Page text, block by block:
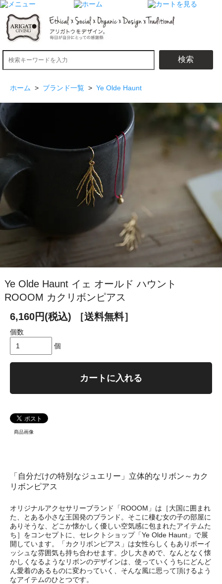
検索
ホーム > ブランド一覧 > Ye Olde Haunt
Ye Olde Haunt イェ オールド ハウント
ROOOM カクリボンピアス
6,160円(税込)
［送料無料］
個数
個
カートに入れる
商品画像
「自分だけの特別なジュエリー」立体的なリボン～カク
リボンピアス
オリジナルアクセサリーブランド「ROOOM」は［大国に囲まれ
た、とある小さな王国発のブランド。そこに棲む女の子の部屋に
ありそうな、どこか懐かしく優しい空気感に包まれたアイテムた
ち］をコンセプトに、セレクトショップ「Ye Olde Haunt」で展
開しています。「カクリボンピアス」は女性らしくもありボーイ
ッシュな雰囲気も持ち合わせます。少し大きめで、なんとなく懐
かしくなるようなリボンのデザインは、使っていくうちにどんど
ん愛着のあるものに変わっていく、そんな風に思って頂けるよう
なアイテムのひとつです。